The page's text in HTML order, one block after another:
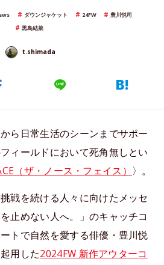
ダウンジャケット 24FW
豊川悦司
黒島結菜
t.shimada
ら日常生活のシーンまでサポー
ィールドにおいて死角無しとい
（ザ・ノース・フェイス） 〉。
戦を続ける人々に向けたメッセ
止めない人へ。」のキャッチコ
トで自然を愛する俳優・豊川悦
用した2024FW 新作アウターコ